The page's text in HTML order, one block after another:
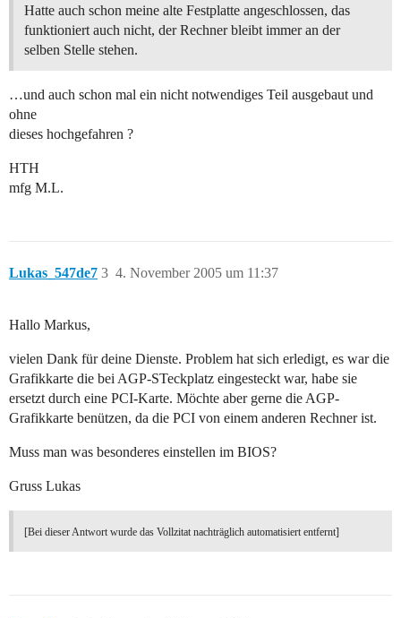
Hatte auch schon meine alte Festplatte angeschlossen, das
funktioniert auch nicht, der Rechner bleibt immer an der
selben Stelle stehen.
…und auch schon mal ein nicht notwendiges Teil ausgebaut und
ohne
dieses hochgefahren ?
HTH
mfg M.L.
Lukas_547de7 4. November 2005 um 11:37
3
Hallo Markus,
vielen Dank für deine Dienste. Problem hat sich erledigt, es war die
Grafikkarte die bei AGP-STeckplatz eingesteckt war, habe sie
ersetzt durch eine PCI-Karte. Möchte aber gerne die AGP-
Grafikkarte benützen, da die PCI von einem anderen Rechner ist.
Muss man was besonderes einstellen im BIOS?
Gruss Lukas
[Bei dieser Antwort wurde das Vollzitat nachträglich automatisiert entfernt]